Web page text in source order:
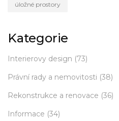
úložné prostory
Kategorie
Interierovy design (73)
Právní rady a nemovitosti (38)
Rekonstrukce a renovace (36)
Informace (34)